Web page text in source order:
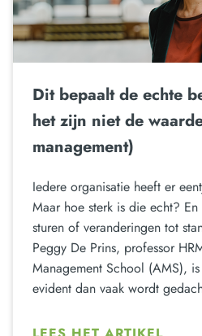
Dit bepaalt de echte
het zijn niet de
management)
Iedere organisatie heeft er
Maar hoe sterk is die echt?
sturen of veranderingen tot
Peggy De Prins, professor
Management School (AMS),
evident dan vaak wordt